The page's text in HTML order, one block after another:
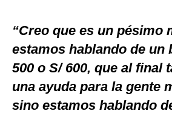
“Creo que es un pésimo
estamos hablando de un
500 o S/ 600, que al final
una ayuda para la gente
sino estamos hablando